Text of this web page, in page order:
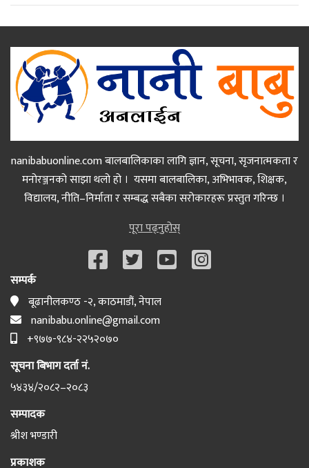
nanibabuonline.com बालबालिकाका लागि ज्ञान, सूचना, सृजनात्मकता र
मनोरञ्जनको साझा थलो हो । यसमा बालबालिका, अभिभावक, शिक्षक,
विद्यालय, नीति–निर्माता र सम्बद्ध सबैका सरोकारहरू प्रस्तुत गरिन्छ ।
पूरा पढ्नुहोस्
सम्पर्क
बूढानीलकण्ठ -२, काठमाडौं, नेपाल
nanibabu.online@gmail.com
+९७७-९८४-२२५२०७०
सूचना बिभाग दर्ता नं.
५४३४/२०८२–२०८३
सम्पादक
श्रीश भण्डारी
प्रकाशक